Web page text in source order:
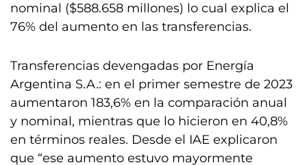
nominal ($588.658 millones) lo cual explica el
76% del aumento en las transferencias.
Transferencias devengadas por Energía
Argentina S.A.: en el primer semestre de 2023
aumentaron 183,6% en la comparación anual
y nominal, mientras que lo hicieron en 40,8%
en términos reales. Desde el IAE explicaron
que “ese aumento estuvo mayormente